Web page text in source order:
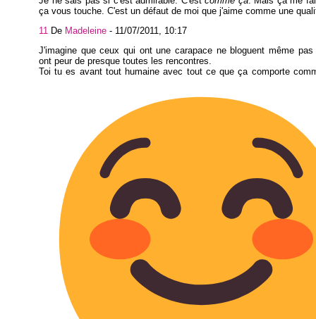
ça vous touche. C'est un défaut de moi que j'aime comme une
11 De Madeleine - 11/07/2011, 10:17
J'imagine que ceux qui ont une carapace ne bloguent même pas
ont peur de presque toutes les rencontres.
Toi tu es avant tout humaine avec tout ce que ça comporte